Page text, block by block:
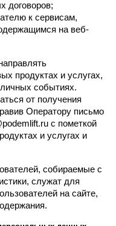
договоров;
к сервисам,
на веб-
продуктах и услугах,
событиях.
от получения
Оператору письмо
с пометкой
и услугах и
собираемые с
служат для
на сайте,